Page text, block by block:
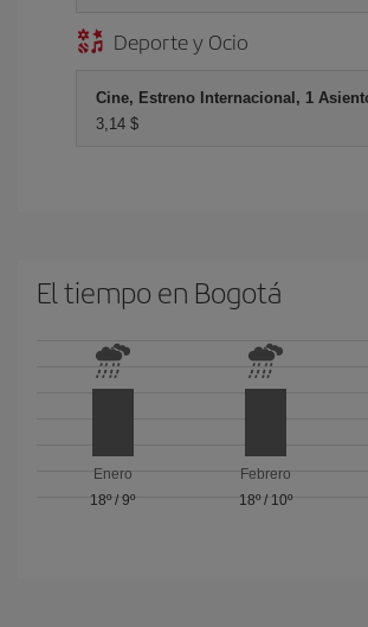
Deporte y Ocio
Cine, Estreno Internacional, 1
3,14 $
El tiempo en Bogotá
Enero
18º/9º
Febrero
18º/ 10º